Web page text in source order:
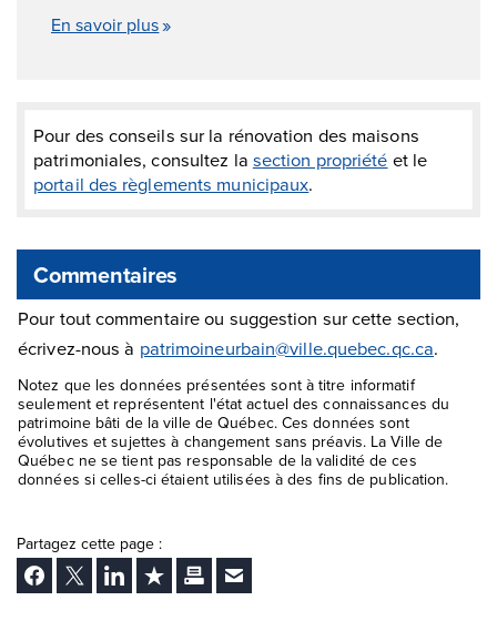
En savoir plus
Pour des conseils sur la rénovation des maisons
patrimoniales, consultez la section propriété et le
portail des règlements municipaux.
Commentaires
Pour tout commentaire ou suggestion sur cette section,
écrivez-nous à patrimoineurbain@ville.quebec.qc.ca.
Notez que les données présentées sont à titre informatif
seulement et représentent l'état actuel des connaissances du
patrimoine bâti de la ville de Québec. Ces données sont
évolutives et sujettes à changement sans préavis. La Ville de
Québec ne se tient pas responsable de la validité de ces
données si celles-ci étaient utilisées à des fins de publication.
Partagez cette page :
Facebook
Twitter LinkedInAjouter aux favoris
ImprimerEnvoyer Ã un ami